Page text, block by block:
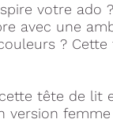
votre ado
avec une
?
tête de lit
version